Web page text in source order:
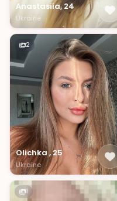
Anastasiia, 24
Ukraine
2
Olichka , 25
Ukraine
1